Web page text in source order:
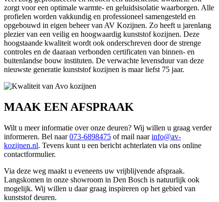
zorgt voor een optimale warmte- en geluidsisolatie waarborgen. Alle
profielen worden vakkundig en professioneel samengesteld en
opgebouwd in eigen beheer van AV Kozijnen. Zo heeft u jarenlang
plezier van een veilig en hoogwaardig kunststof kozijnen. Deze
hoogstaande kwaliteit wordt ook onderschreven door de strenge
controles en de daaraan verbonden certificaten van binnen- en
buitenlandse bouw instituten. De verwachte levensduur van deze
nieuwste generatie kunststof kozijnen is maar liefst 75 jaar.
MAAK EEN AFSPRAAK
Wilt u meer informatie over onze deuren? Wij willen u graag verder
informeren. Bel naar073-6898475 of mail naarinfo@av-
kozijnen.nl. Tevens kunt u een bericht achterlaten via ons online
contactformulier.
Via deze weg maakt u eveneens uw vrijblijvende afspraak.
Langskomen in onze showroom in Den Bosch is natuurlijk ook
mogelijk. Wij willen u daar graag inspireren op het gebied van
kunststof deuren.